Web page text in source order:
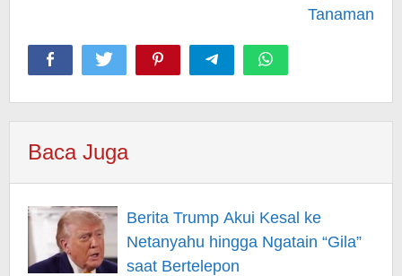
Tanaman
Baca Juga
Berita Trump Akui Kesal ke
Netanyahu hingga Ngatain “Gila”
saat Bertelepon